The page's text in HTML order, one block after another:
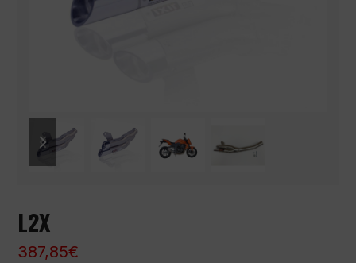
previous
slide
next
slide
L2X
387,85€